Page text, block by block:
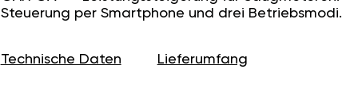
Steuerung per Smartphone und drei Betriebsmodi.
Technische Daten Lieferumfang